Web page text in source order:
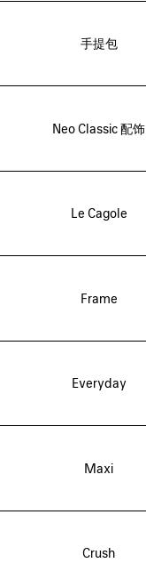
手提包
Neo Classic 配饰
Le Cagole
Frame
Everyday
Maxi
Crush